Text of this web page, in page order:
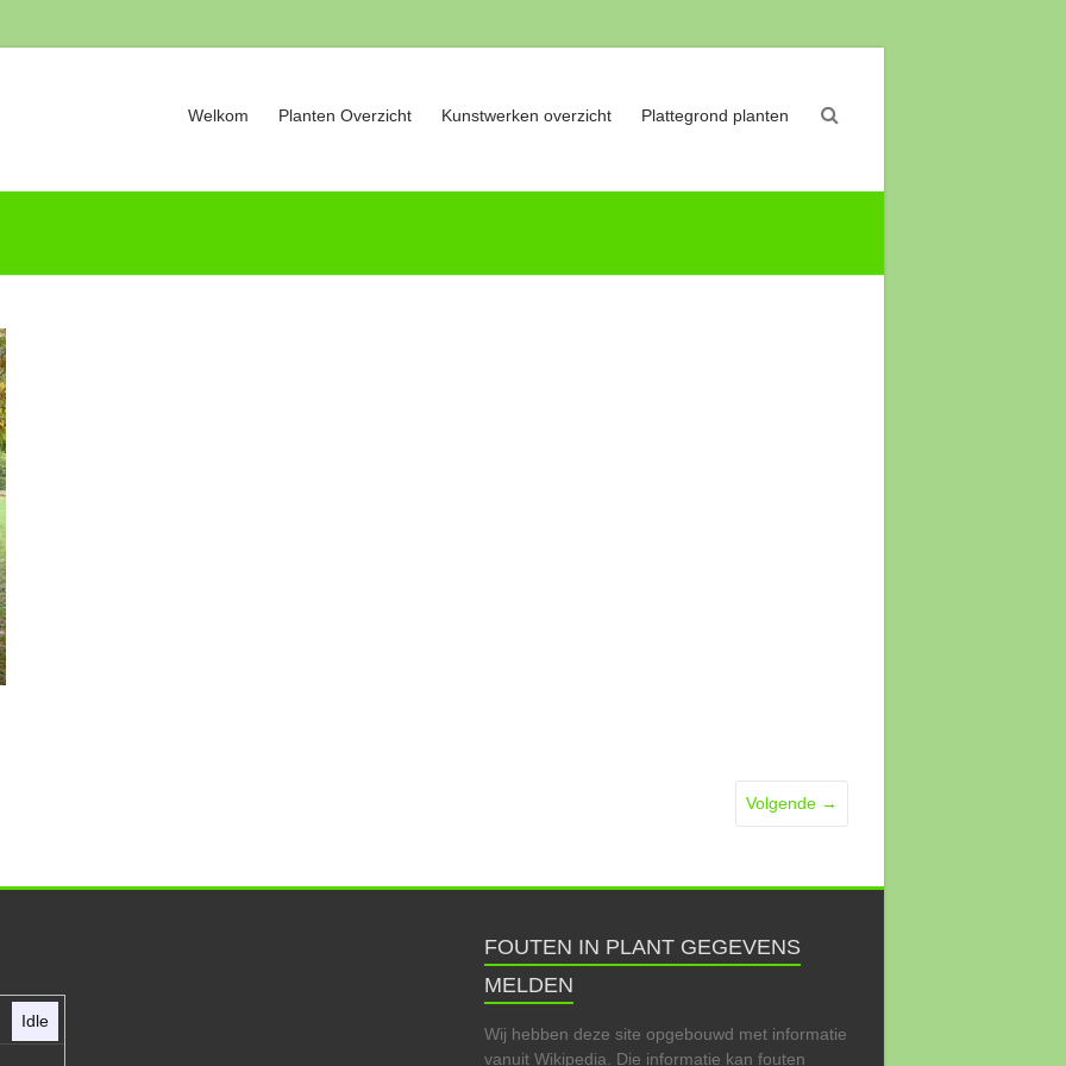
Welkom Planten Overzicht Kunstwerken overzicht Plattegrond planten
Volgende →
Idle
FOUTEN IN PLANT GEGEVENS
MELDEN
Wij hebben deze site opgebouwd met informatie
vanuit Wikipedia. Die informatie kan fouten